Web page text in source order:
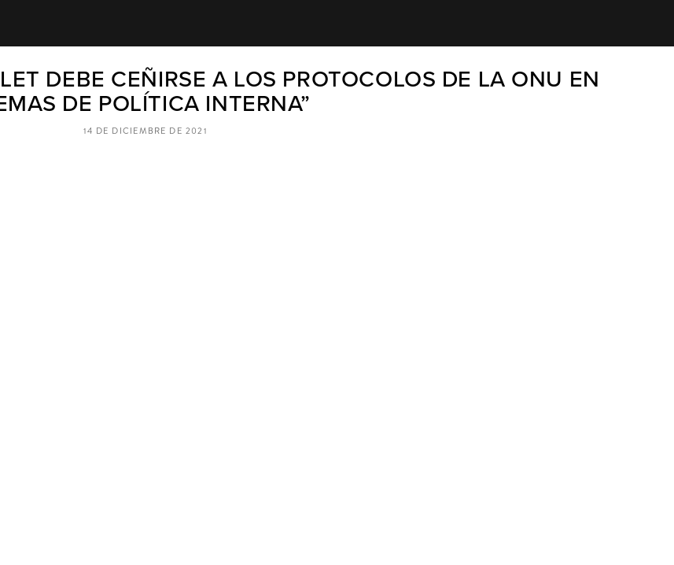
DEBE CEÑIRSE A LOS PROTOCOLOS DE LA ONU EN
DE POLÍTICA INTERNA”
14 DE DICIEMBRE DE 2021